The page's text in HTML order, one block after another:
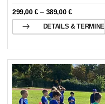
299,00€– 389,00€
DETAILS & TERMINE